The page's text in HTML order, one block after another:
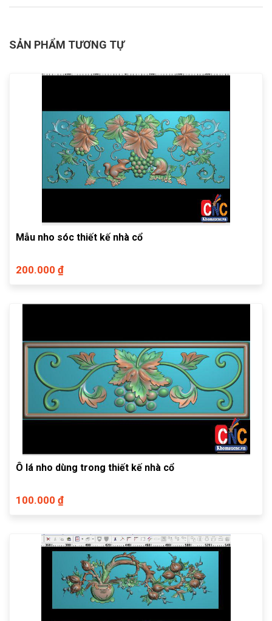
SẢN PHẨM TƯƠNG TỰ
Mẫu nho sóc thiết kế nhà cổ
200.000 ₫
Ô lá nho dùng trong thiết kế nhà cổ
100.000 ₫